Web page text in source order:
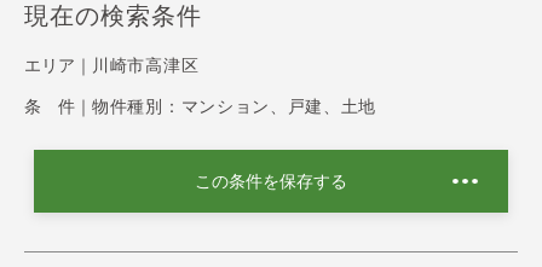
現在の検索条件
エリア｜ 川崎市高津区
条 件｜ 物件種別：マンション、戸建、土地
この条件を保存する